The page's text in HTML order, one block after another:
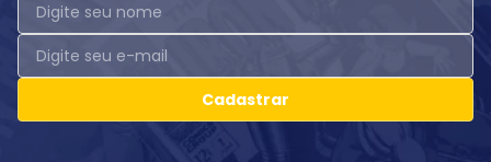
Cadastrar